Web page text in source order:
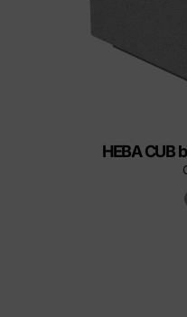
HEBA CUB